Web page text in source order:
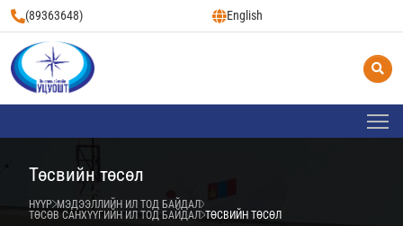
(89363648) English
Төсвийн төсөл
НҮҮР МЭДЭЭЛЛИЙН ИЛ ТОД БАЙДАЛ
ТӨСӨВ САНХҮҮГИЙН ИЛ ТОД БАЙДАЛ ТӨСВИЙН ТӨСӨЛ